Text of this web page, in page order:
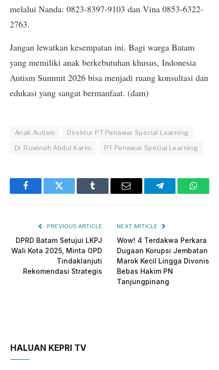
melalui Nanda: 0823-8397-9103 dan Vina 0853-6322-
2763.
Jangan lewatkan kesempatan ini. Bagi warga Batam
yang memiliki anak berkebutuhan khusus, Indonesia
Autism Summit 2026 bisa menjadi ruang konsultasi dan
edukasi yang sangat bermanfaat. (dam)
Anak Autism
Direktur PT Penawar Special Learning
Dr Ruwinah Abdul Karim
PT Penawar Special Learning
FacebookTwitter Tumblr Email Telegram
PREVIOUS ARTICLE
DPRD Batam Setujui LKPJ
Wali Kota 2025, Minta OPD
Tindaklanjuti
Rekomendasi Strategis
NEXT ARTICLE
Wow! 4 Terdakwa Perkara
Dugaan Korupsi Jembatan
Marok Kecil Lingga Divonis
Bebas Hakim PN
Tanjungpinang
HALUAN KEPRI TV